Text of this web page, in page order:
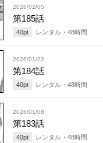
2026/02/05
第185話
40pt レンタル・ 48時間
2026/01/22
第184話
40pt レンタル・ 48時間
2026/01/08
第183話
40pt レンタル・ 48時間